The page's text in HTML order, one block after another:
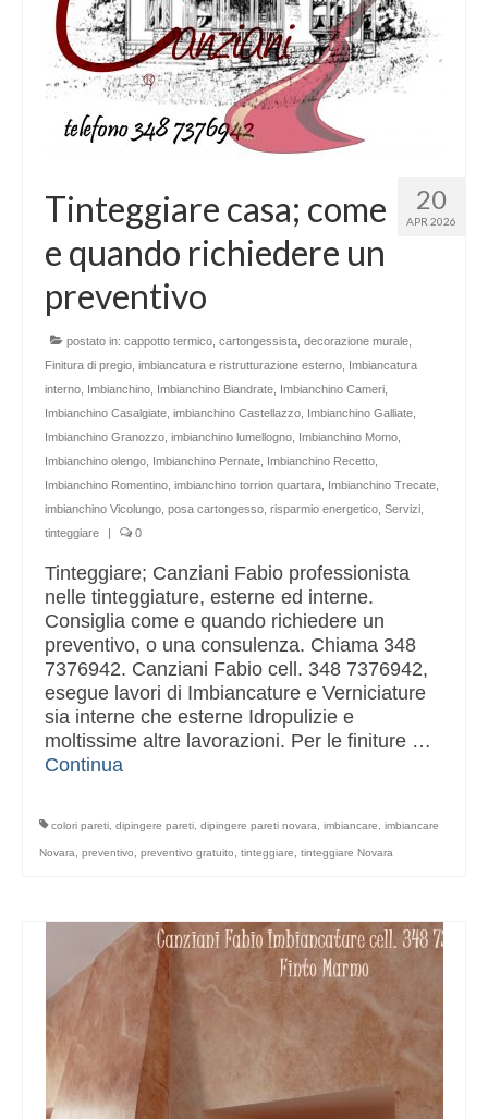
20
APR 2026
Tinteggiare casa; come
e quando richiedere un
preventivo
postato in: cappotto termico, cartongessista, decorazione murale,
Finitura di pregio, imbiancatura e ristrutturazione esterno, Imbiancatura
interno, Imbianchino, Imbianchino Biandrate, Imbianchino Cameri,
Imbianchino Casalgiate, imbianchino Castellazzo, Imbianchino Galliate,
Imbianchino Granozzo, imbianchino lumellogno, Imbianchino Momo,
Imbianchino olengo, Imbianchino Pernate, Imbianchino Recetto,
Imbianchino Romentino, imbianchino torrion quartara, Imbianchino Trecate,
imbianchino Vicolungo, posa cartongesso, risparmio energetico, Servizi,
tinteggiare
0
Tinteggiare; Canziani Fabio professionista
nelle tinteggiature, esterne ed interne.
Consiglia come e quando richiedere un
preventivo, o una consulenza. Chiama 348
7376942. Canziani Fabio cell. 348 7376942,
esegue lavori di Imbiancature e Verniciature
sia interne che esterne Idropulizie e
moltissime altre lavorazioni. Per le finiture …
Continua
colori pareti, dipingere pareti, dipingere pareti novara, imbiancare, imbiancare
Novara, preventivo, preventivo gratuito, tinteggiare, tinteggiare Novara